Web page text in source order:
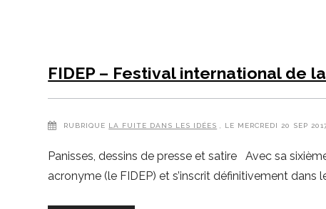
FIDEP – Festival international de
RUBRIQUE LA FUITE DANS LES IDÉES , LE MERCREDI 20 SEP
Panisses, dessins de presse et satire Avec sa
acronyme (le FIDEP) et s’inscrit définitivement